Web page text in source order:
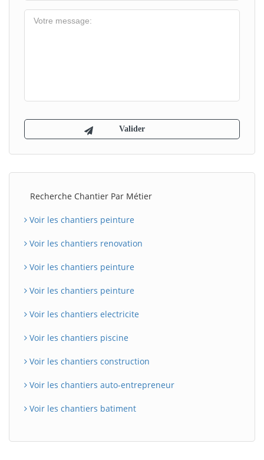
Recherche Chantier Par Métier
Voir les chantiers peinture
Voir les chantiers renovation
Voir les chantiers peinture
Voir les chantiers peinture
Voir les chantiers electricite
Voir les chantiers piscine
Voir les chantiers construction
Voir les chantiers auto-entrepreneur
Voir les chantiers batiment